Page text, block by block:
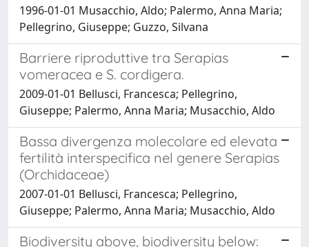
1996-01-01 Musacchio, Aldo; Palermo, Anna Maria;
Pellegrino, Giuseppe; Guzzo, Silvana
Barriere riproduttive tra Serapias
vomeracea e S. cordigera.
2009-01-01 Bellusci, Francesca; Pellegrino,
Giuseppe; Palermo, Anna Maria; Musacchio, Aldo
Bassa divergenza molecolare ed elevata
fertilità interspecifica nel genere Serapias
(Orchidaceae)
2007-01-01 Bellusci, Francesca; Pellegrino,
Giuseppe; Palermo, Anna Maria; Musacchio, Aldo
Biodiversity above, biodiversity below: